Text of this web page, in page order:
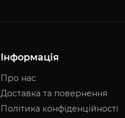
Інформація
Про нас
Доставка та повернення
Політика конфіденційності